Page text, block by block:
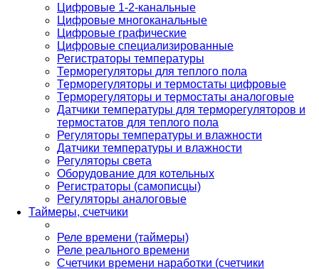
Цифровые 1-2-канальные
Цифровые многоканальные
Цифровые графические
Цифровые специализированные
Регистраторы температуры
Терморегуляторы для теплого пола
Терморегуляторы и термостаты цифровые
Терморегуляторы и термостаты аналоговые
Датчики температуры для терморегуляторов и
термостатов для теплого пола
Регуляторы температуры и влажности
Датчики температуры и влажности
Регуляторы света
Оборудование для котельных
Регистраторы (самописцы)
Регуляторы аналоговые
Таймеры, счетчики
Реле времени (таймеры)
Реле реального времени
Счетчики времени наработки (счетчики